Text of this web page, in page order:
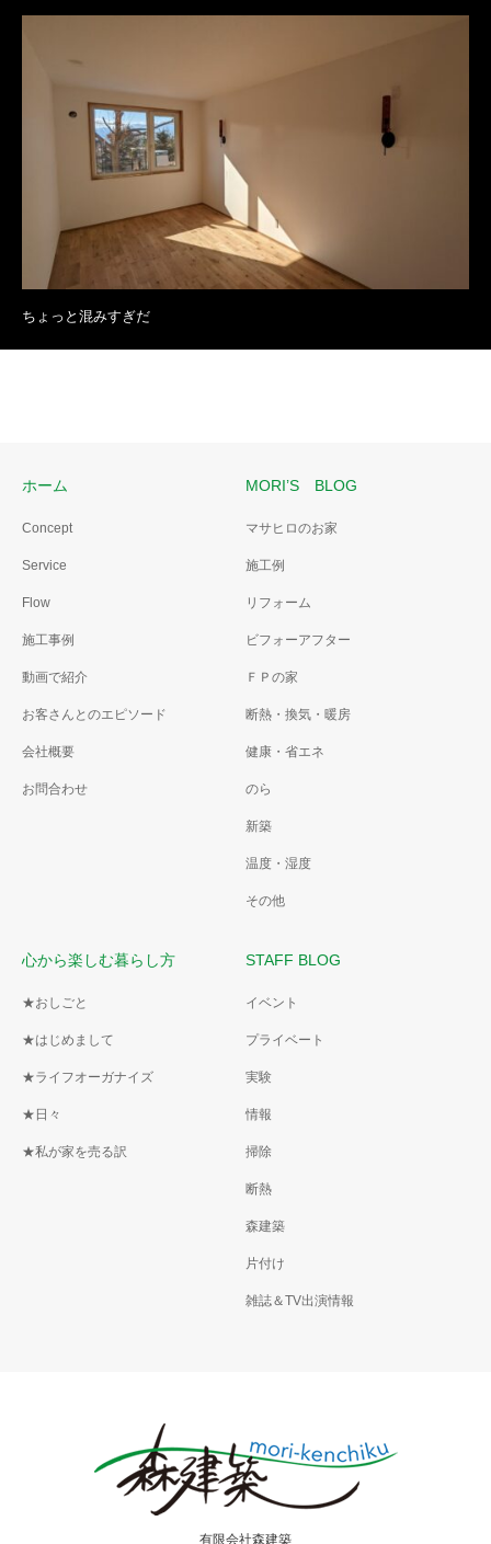
ちょっと混みすぎだ
ホーム
Concept
Service
Flow
施工事例
動画で紹介
お客さんとのエピソード
会社概要
お問合わせ
MORI’S BLOG
マサヒロのお家
施工例
リフォーム
ビフォーアフター
ＦＰの家
断熱・換気・暖房
健康・省エネ
のら
新築
温度・湿度
その他
心から楽しむ暮らし方
★おしごと
★はじめまして
★ライフオーガナイズ
★日々
★私が家を売る訳
STAFF BLOG
イベント
プライベート
実験
情報
掃除
断熱
森建築
片付け
雑誌＆TV出演情報
有限会社森建築